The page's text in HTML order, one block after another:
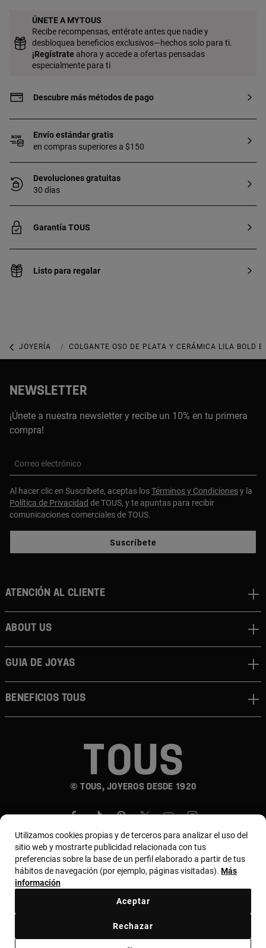
ÚNETE A MYTOUS
Recibe recompensas, entérate antes que nadie y
desbloquea beneficios exclusivos—hechos solo para ti.
¡Regístrate ahora y accede a ofertas pensadas
especialmente para ti
Descubre más métodos de pago
Envío estándar gratis
en compras superiores a $150
Devoluciones gratuitas
30 días
Garantía TOUS
Listo para regalar
JOYERÍA JOYAS CON GEMAS
COLGANTE OSO DE PLATA Y CERÁMICA LILA BOLD
NEWSLETTER
¡Únete a nuestra newsletter y recibe un 10% en tu primera
compra!
Correo electrónico
Al hacer clic en Suscríbete, aceptas losTérminos y Condicionesy la
Política de Privacidad de TOUS, y te apuntas para recibir
comunicaciones comerciales de TOUS.
Suscríbete
© TOUS, JOYEROS DESDE 1920
Atención al cliente
About us
Guia de joyas
Beneficios TOUS
País y moneda:Costa Rica / US Dollar
Utilizamos cookies propias y de terceros para analizar el uso del
sitio web y mostrarte publicidad relacionada con tus
preferencias sobre la base de un perfil elaborado a partir de tus
hábitos de navegación (por ejemplo, páginas visitadas). Más
información
Rechazar
Aceptar